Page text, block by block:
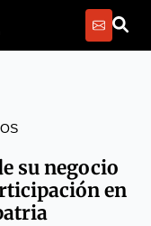
su negocio
en